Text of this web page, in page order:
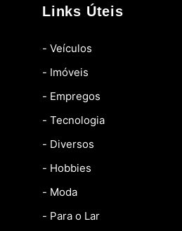
Links Úteis
- Veículos
- Imóveis
- Empregos
- Tecnologia
- Diversos
- Hobbies
- Moda
- Para o Lar